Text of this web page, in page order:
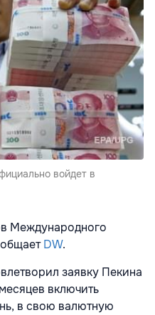
войдет в
Международного
DW.
заявку Пекина
включить
в свою валютную